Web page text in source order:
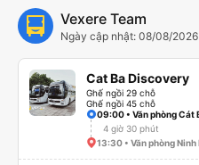
Vexere Team
Ngày cập nhật: 08/08/2026
Cat Ba Discovery
Ghế ngồi 29 chỗ
Ghế ngồi 45 chỗ
09:00 • Văn phòng Cát
4 giờ 30 phút
13:30 • Văn phòng Ninh